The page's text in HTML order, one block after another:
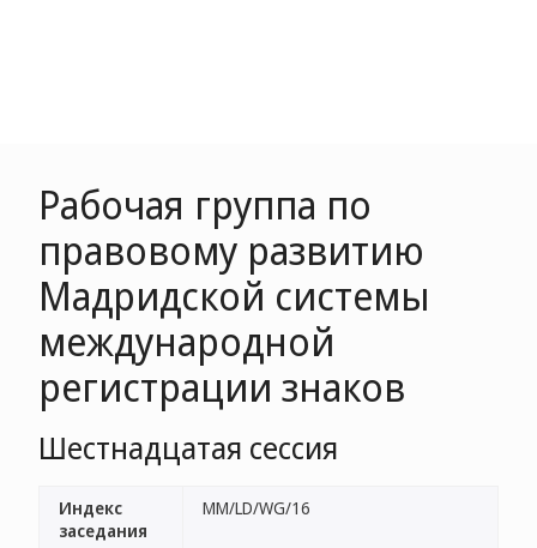
Рабочая группа по
правовому развитию
Мадридской системы
международной
регистрации знаков
Шестнадцатая сессия
Индекс
заседания
MM/LD/WG/16